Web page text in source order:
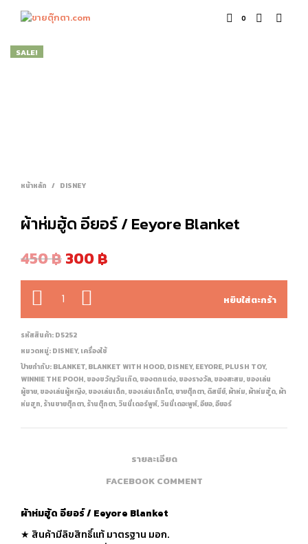
0
SALE!
หน้าหลัก / DISNEY
ผ้าห่มฮู้ด อียอร์ / Eeyore Blanket
450฿300฿
หยิบใส่ตะกร้า
รหัสสินค้า: D5252
หมวดหมู่: DISNEY, เครื่องใช้
ป้ายกำกับ: BLANKET, BLANKET WITH HOOD, DISNEY, EEYORE, PLUSH TOY,
WINNIE THE POOH, ของขวัญวันเกิด, ของตกแต่ง, ของรางวัล, ของสะสม, ของเล่น
ผู้ชาย, ของเล่นผู้หญิง, ของเล่นเด็ก, ของเล่นเด็กโต, ขายตุ๊กตา, ดิสนีย์, ผ้าห่ม, ผ้าห่มฮู้ด, ผ้า
ห่มฮูท, ร้านขายตุ๊กตา, ร้านตุ๊กตา, วินนี่เดอร์พูห์, วินนี่เดอะพูห์,อียอ,อียอร์
รายละเอียด
FACEBOOK COMMENT
ผ้าห่มฮู้ด อียอร์ / Eeyore Blanket
★ สินค้ามีลิขสิทธิ์แท้ มาตรฐาน มอก.